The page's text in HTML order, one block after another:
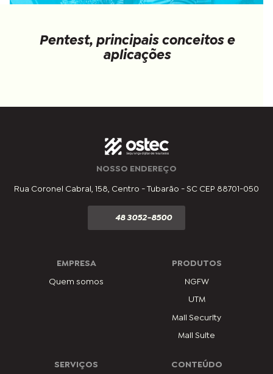
Pentest, principais conceitos e
aplicações
NOSSO ENDEREÇO
Rua Coronel Cabral, 158, Centro - Tubarão - SC CEP 88701-050
48 3052-8500
EMPRESA
Quem somos
PRODUTOS
NGFW
UTM
Mail Security
Mail Suite
SERVIÇOS CONTEÚDO